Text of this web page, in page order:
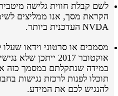
לשם קבלת חווית גלישה מיטבית
הקראת מסך, אנו ממליצים
NVDA העדכנית ביותר.
מסמכים או סרטוני וידאו שעלו
אוקטובר 2017 ייתכן שלא
במידה שנתקלתם במסמך כזה או
תוכלו לפנות לרכזת נגישות
להנגיש לכם את המידע.